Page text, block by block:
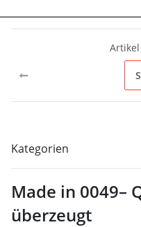
Kategorien
Made in 0049–
überzeugt